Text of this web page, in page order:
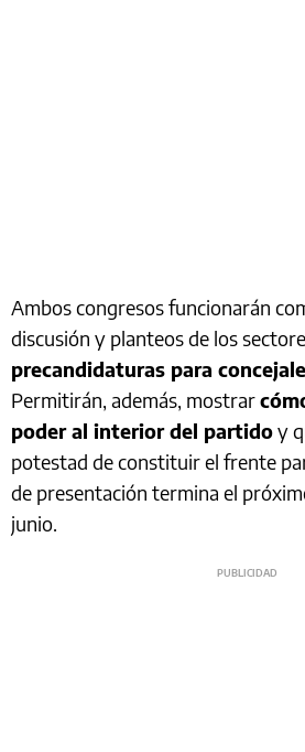
Ambos congresos funcionarán
discusión y planteos de los
precandidaturas para
Permitirán, además, mostrar
poder al interior del partidoy
potestad de constituir el frente
de presentación termina el
junio.